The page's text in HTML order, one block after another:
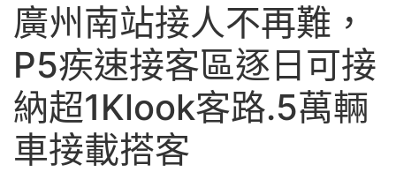
廣州南站接人不再難，
P5疾速接客區逐日可接
納超1Klook客路.5萬輛
車接載搭客